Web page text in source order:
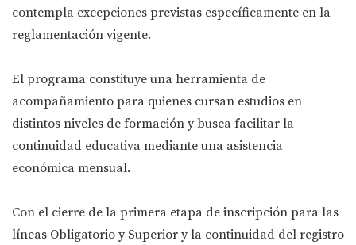
contempla excepciones previstas específicamente en la
reglamentación vigente.
El programa constituye una herramienta de
acompañamiento para quienes cursan estudios en
distintos niveles de formación y busca facilitar la
continuidad educativa mediante una asistencia
económica mensual.
Con el cierre de la primera etapa de inscripción para las
líneas Obligatorio y Superior y la continuidad del registro